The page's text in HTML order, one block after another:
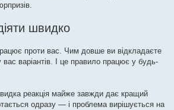
швидко
проти вас. Чим довше ви відкладаєте
варіантів. І це правило працює у будь-
реакція майже завжди дає кращий
одразу — і проблема вирішується на